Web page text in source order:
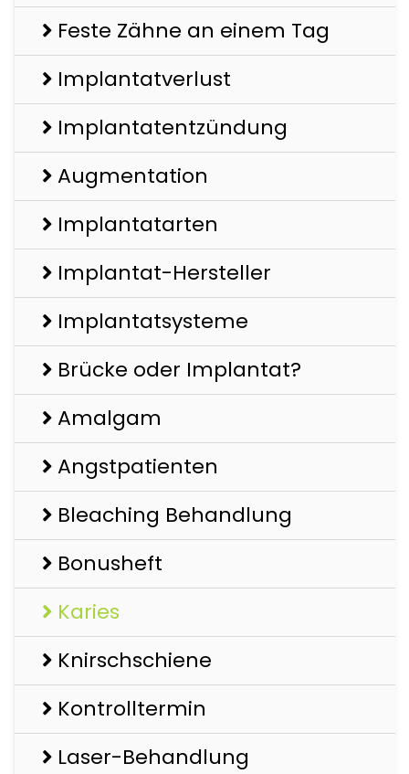
Feste Zähne an einem Tag
Implantatverlust
Implantatentzündung
Augmentation
Implantatarten
Implantat-Hersteller
Implantatsysteme
Brücke oder Implantat?
Amalgam
Angstpatienten
Bleaching Behandlung
Bonusheft
Karies
Knirschschiene
Kontrolltermin
Laser-Behandlung